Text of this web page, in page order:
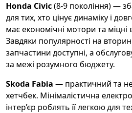
Honda Civic(8-9 покоління) —
для тих, хто цінує динаміку і
має економічні мотори та міцні
Завдяки популярності на
запчастини доступні, а
за межі розумного бюджету.
Skoda Fabia — практичний та
хетчбек. Мінімалістична
інтер’єр роблять її легкою для